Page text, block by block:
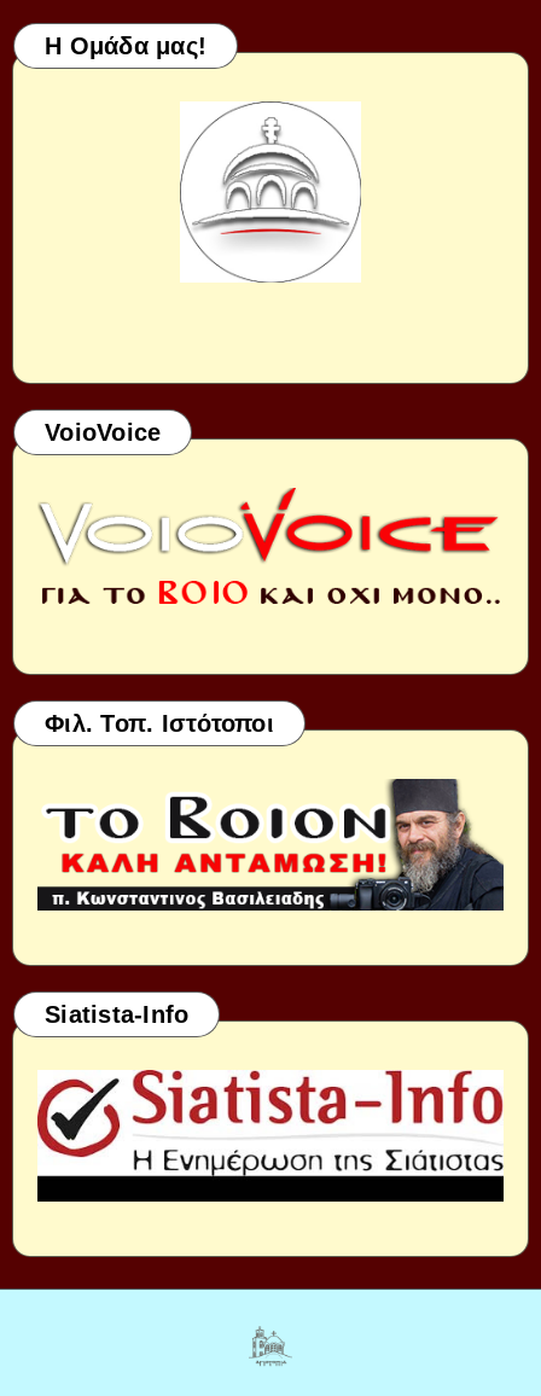
Η Ομάδα μας!
VoioVoice
Φιλ. Τοπ. Ιστότοποι
Siatista-Info